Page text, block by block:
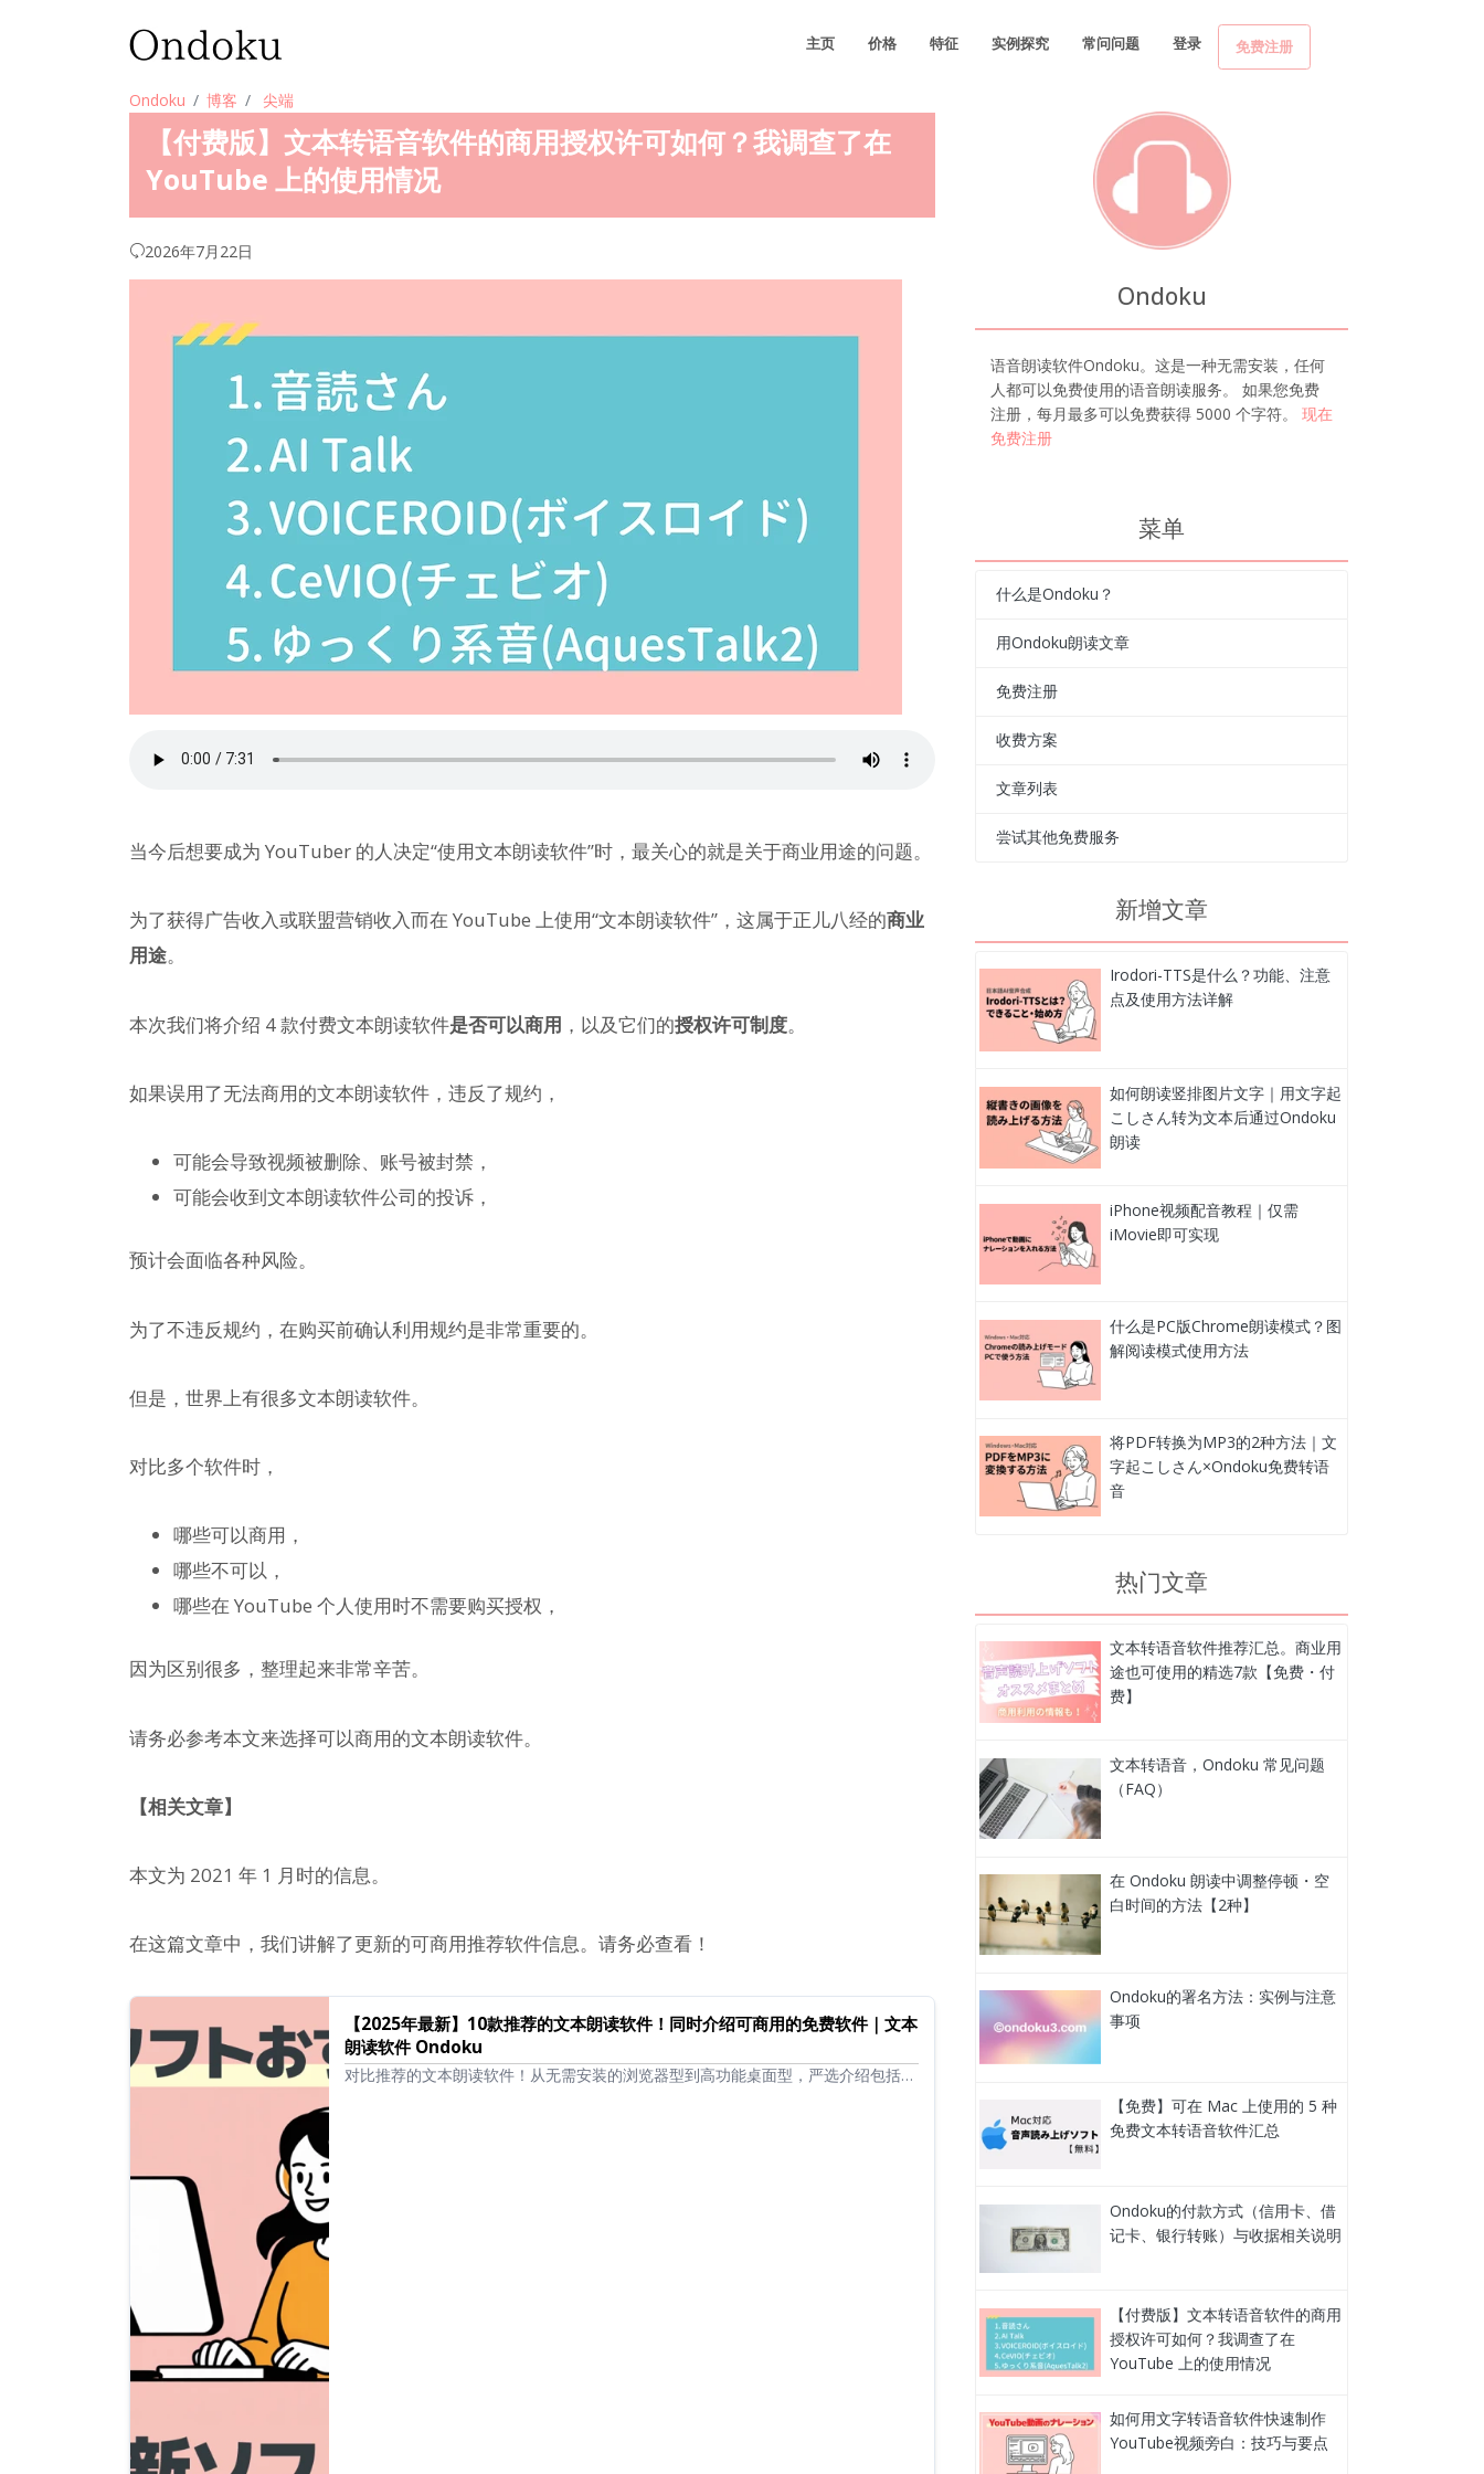
主页 价格 特征 实例探究 常问问题 登录 免费注册
Ondoku 博客 尖端
【付费版】文本转语音软件的商用授权许可如何？我调查了在
YouTube 上的使用情况
2026年7月22日
当今后想要成为 YouTuber 的人决定“使用文本朗读软件”时，最关心的就是关于商业用途的问题。
为了获得广告收入或联盟营销收入而在 YouTube 上使用“文本朗读软件”，这属于正儿八经的商业
用途。
本次我们将介绍 4 款付费文本朗读软件是否可以商用 ，以及它们的授权许可制度。
如果误用了无法商用的文本朗读软件，违反了规约，
可能会导致视频被删除、账号被封禁，
可能会收到文本朗读软件公司的投诉，
预计会面临各种风险。
为了不违反规约，在购买前确认利用规约是非常重要的。
但是，世界上有很多文本朗读软件。
对比多个软件时，
哪些可以商用，
哪些不可以，
哪些在 YouTube 个人使用时不需要购买授权，
因为区别很多，整理起来非常辛苦。
请务必参考本文来选择可以商用的文本朗读软件。
【相关文章】
本文为 2021 年 1 月时的信息。
在这篇文章中，我们讲解了更新的可商用推荐软件信息。请务必查看！
【2025年最新】10款推荐的文本朗读软件！同时介绍可商用的免费软件｜文本
朗读软件 Ondoku
对比推荐的文本朗读软件！从无需安装的浏览器型到高功能桌面型，严选介绍包括可
Ondoku
语音朗读软件Ondoku。这是一种无需安装，任何
人都可以免费使用的语音朗读服务。 如果您免费
注册，每月最多可以免费获得 5000 个字符。 现在
免费注册
菜单
什么是Ondoku？
用Ondoku朗读文章
免费注册
收费方案
文章列表
尝试其他免费服务
新增文章
Irodori-TTS是什么？功能、注意
点及使用方法详解
如何朗读竖排图片文字｜用文字起
こしさん转为文本后通过Ondoku
朗读
iPhone视频配音教程｜仅需
iMovie即可实现
什么是PC版Chrome朗读模式？图
解阅读模式使用方法
将PDF转换为MP3的2种方法｜文
字起こしさん×Ondoku免费转语
音
热门文章
文本转语音软件推荐汇总。商业用
途也可使用的精选7款【免费・付
费】
文本转语音，Ondoku 常见问题
（FAQ）
在 Ondoku 朗读中调整停顿・空
白时间的方法【2种】
Ondoku的署名方法：实例与注意
事项
【免费】可在 Mac 上使用的 5 种
免费文本转语音软件汇总
Ondoku的付款方式（信用卡、借
记卡、银行转账）与收据相关说明
【付费版】文本转语音软件的商用
授权许可如何？我调查了在
YouTube 上的使用情况
如何用文字转语音软件快速制作
YouTube视频旁白：技巧与要点